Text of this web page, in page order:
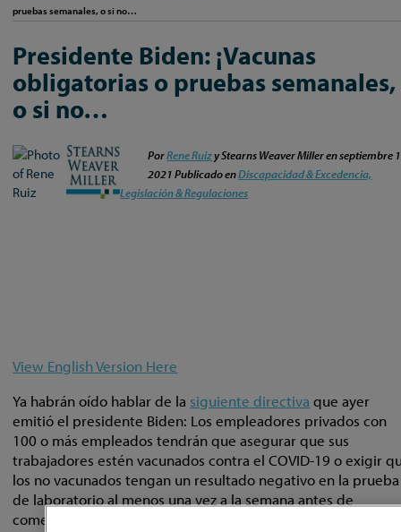
pruebas semanales, o si no…
Presidente Biden: ¡Vacunas
obligatorias o pruebas semanales,
o si no…
PorRene Ruizy Stearns Weaver Miller enseptiembre
2021Publicado enDiscapacidad & Excedencia,
Legislación & Regulaciones
View English Version Here
Ya habrán oído hablar de la siguiente directiva que ayer
emitió el presidente Biden: Los empleadores privados con
100 o más empleados tendrán que asegurar que sus
trabajadores estén vacunados contra el COVID-19 o exigir
los no vacunados tengan un resultado negativo en la prueba
de laboratorio al menos una vez a la semana antes de
comenzar a trabajar.